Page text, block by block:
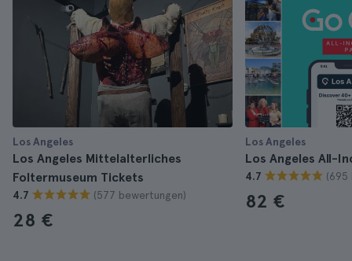
Los Angeles
Los Angeles Mittelalterliches
Foltermuseum Tickets
4.7 (577 bewertungen)
28 €
Los Angeles
Los Angeles All-
4.7 (695
82 €